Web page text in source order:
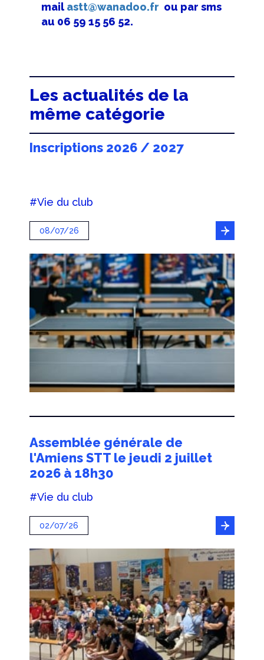
mail astt@wanadoo.fr ou par sms
au 06 59 15 56 52.
Les actualités de la
même catégorie
Inscriptions 2026 / 2027
#Vie du club
08/07/26
Assemblée générale de
l'Amiens STT le jeudi 2 juillet
2026 à 18h30
#Vie du club
02/07/26